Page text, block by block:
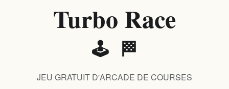
Turbo Race
🕹️ 🏁
JEU GRATUIT D'ARCADE DE COURSES